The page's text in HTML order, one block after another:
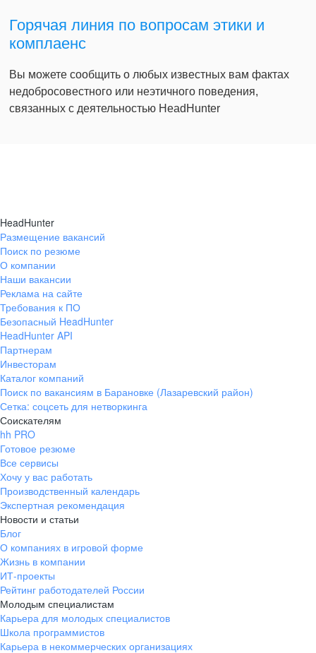
Горячая линия по вопросам этики и
комплаенс
Вы можете сообщить о любых известных вам фактах
недобросовестного или неэтичного поведения,
связанных с деятельностью HeadHunter
HeadHunter
Размещение вакансий
Поиск по резюме
О компании
Наши вакансии
Реклама на сайте
Требования к ПО
Безопасный HeadHunter
HeadHunter API
Партнерам
Инвесторам
Каталог компаний
Поиск по вакансиям в Барановке (Лазаревский район)
Сетка: соцсеть для нетворкинга
Соискателям
hh PRO
Готовое резюме
Все сервисы
Хочу у вас работать
Производственный календарь
Экспертная рекомендация
Новости и статьи
Блог
О компаниях в игровой форме
Жизнь в компании
ИТ-проекты
Рейтинг работодателей России
Молодым специалистам
Карьера для молодых специалистов
Школа программистов
Карьера в некоммерческих организациях